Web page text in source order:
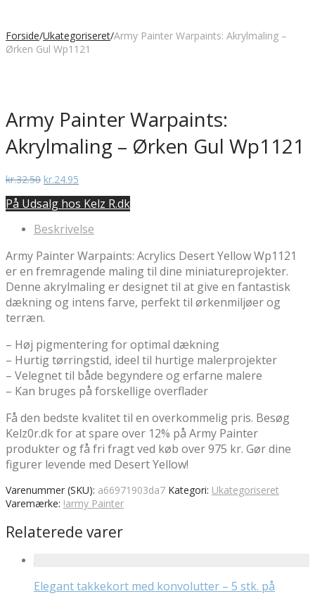
Forside/Ukategoriseret/Army Painter Warpaints: Akrylmaling –
Ørken Gul Wp1121
Army Painter Warpaints:
Akrylmaling – Ørken Gul Wp1121
kr.32.50 Den
pris
kr.32.50.
kr.24.95
pris
kr.24.95.
På Udsalg hos Kelz R.dk
Beskrivelse
Army Painter Warpaints: Acrylics Desert Yellow Wp1121
er en fremragende maling til dine miniatureprojekter.
Denne akrylmaling er designet til at give en fantastisk
dækning og intens farve, perfekt til ørkenmiljøer og
terræn.
– Høj pigmentering for optimal dækning
– Hurtig tørringstid, ideel til hurtige malerprojekter
– Velegnet til både begyndere og erfarne malere
– Kan bruges på forskellige overflader
Få den bedste kvalitet til en overkommelig pris. Besøg
Kelz0r.dk for at spare over 12% på Army Painter
produkter og få fri fragt ved køb over 975 kr. Gør dine
figurer levende med Desert Yellow!
Varenummer (SKU): a66971903da7 Kategori: Ukategoriseret
Varemærke: !army Painter
Relaterede varer
Elegant takkekort med konvolutter – 5 stk. på